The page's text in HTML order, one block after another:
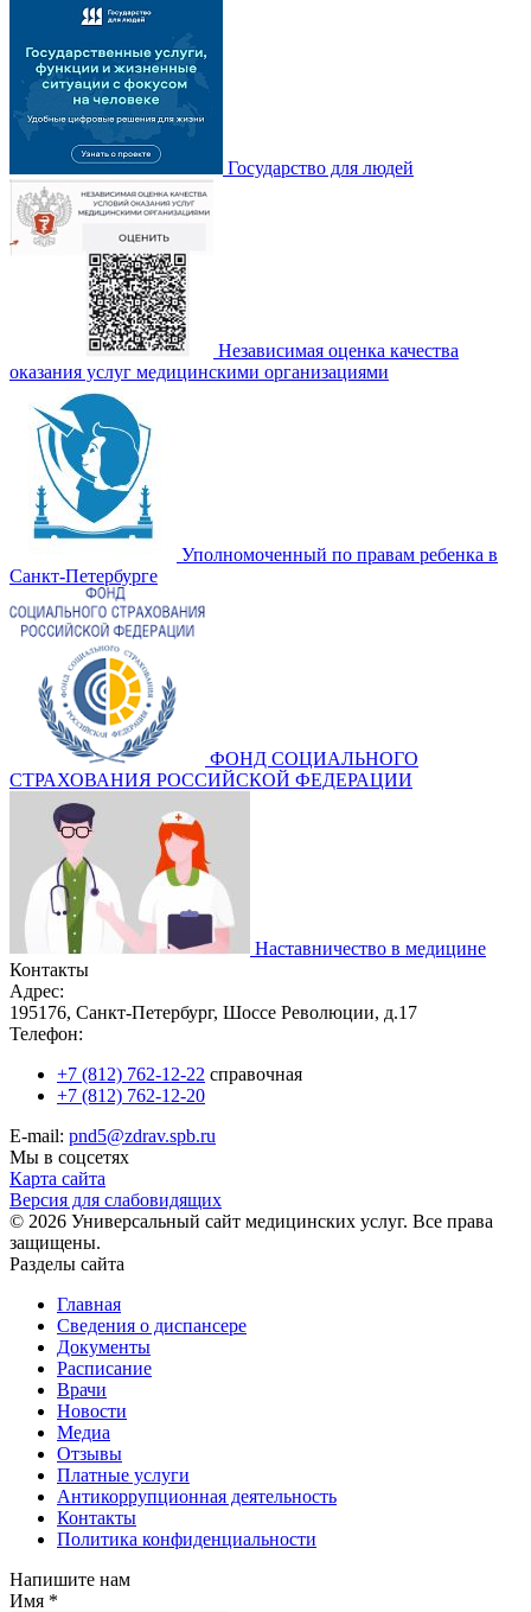
Государство для людей
Независимая оценка качества
оказания услуг медицинскими организациями
Уполномоченный по правам ребенка в
Санкт-Петербурге
ФОНД СОЦИАЛЬНОГО
СТРАХОВАНИЯ РОССИЙСКОЙ ФЕДЕРАЦИИ
Наставничество в медицине
Контакты
Адрес:
195176, Санкт-Петербург, Шоссе Революции, д.17
Телефон:
+7 (812) 762-12-22 справочная
+7 (812) 762-12-20
E-mail: pnd5@zdrav.spb.ru
Мы в соцсетях
Карта сайта
Версия для слабовидящих
© 2026 Универсальный сайт медицинских услуг. Все права
защищены.
Разделы сайта
Главная
Сведения о диспансере
Документы
Расписание
Врачи
Новости
Медиа
Отзывы
Платные услуги
Антикоррупционная деятельность
Контакты
Политика конфиденциальности
Напишите нам
Имя *